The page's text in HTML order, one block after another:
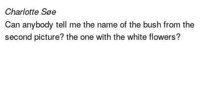
Charlotte Søe
Can anybody tell me the name of the bush from the
second picture? the one with the white flowers?